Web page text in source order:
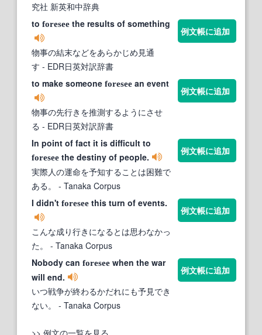
究社 新英和中辞典
to foresee the results of something
物事の結末などをあらかじめ見通
す - EDR日英対訳辞書
例文帳に追加
to make someone foresee an event
物事の先行きを推測するようにさせ
る - EDR日英対訳辞書
例文帳に追加
In point of fact it is difficult to
foresee the destiny of people.
実際人の運命を予知することは困難で
ある。
- Tanaka Corpus
例文帳に追加
I didn't foresee this turn of events.
こんな成り行きになるとは思わなかっ
た。
- Tanaka Corpus
例文帳に追加
Nobody can foresee when the war
will end.
いつ戦争が終わるかだれにも予見でき
ない。
- Tanaka Corpus
例文帳に追加